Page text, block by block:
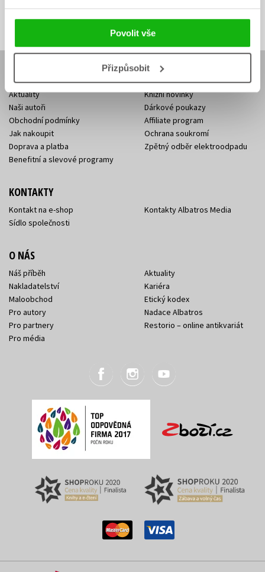
Povolit vše
Přizpůsobit
mailová
adresa
mailová
adresa
Vaše e-mailová adresa Přihlásit se
Aktuality
Naši autoři
Obchodní podmínky
Jak nakoupit
Doprava a platba
Benefitní a slevové programy
Knižní novinky
Dárkové poukazy
Affiliate program
Ochrana soukromí
Zpětný odběr elektroodpadu
KONTAKTY
Kontakt na e-shop
Sídlo společnosti
Kontakty Albatros Media
O NÁS
Náš příběh
Nakladatelství
Maloobchod
Pro autory
Pro partnery
Pro média
Aktuality
Kariéra
Etický kodex
Nadace Albatros
Restorio – online antikvariát